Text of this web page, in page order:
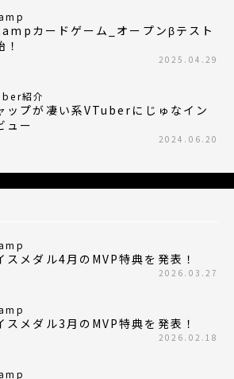
カードゲーム_オープンβテスト
！
2025.04.29
紹介
ップが凄い系VTuberにじゅなイン
ュー
2024.06.20
スメダル4月のMVP特典を発表！
2026.03.27
スメダル3月のMVP特典を発表！
2026.02.18